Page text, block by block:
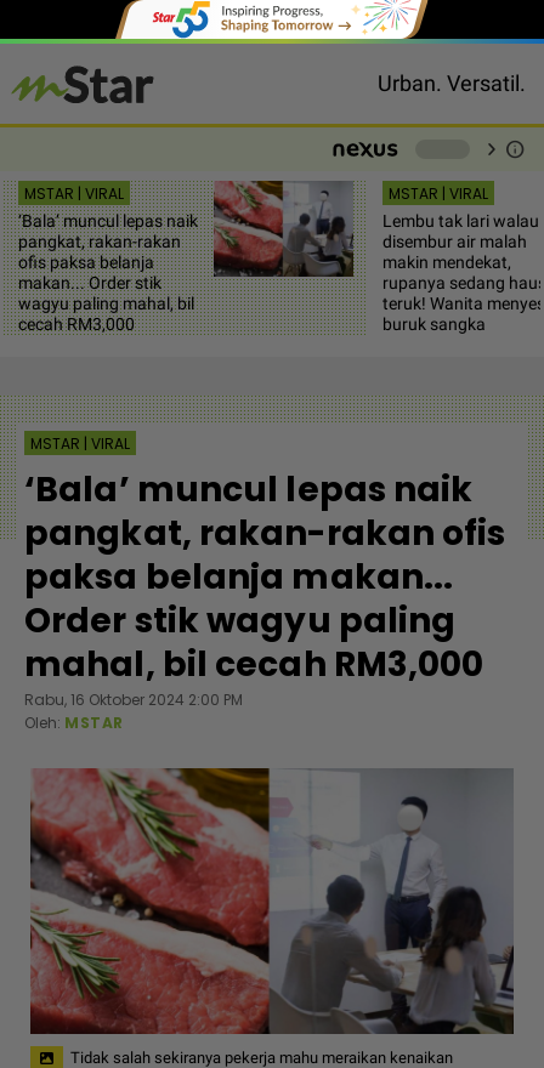
Urban. Versatil.
chevron_right info
MSTAR | VIRAL
‘Bala’ muncul lepas naik
pangkat, rakan-rakan
ofis paksa belanja
makan... Order stik
wagyu paling mahal, bil
cecah RM3,000
MSTAR | VIRAL
Lembu tak lari walau
disembur air malah
makin mendekat,
rupanya sedang
teruk! Wanita
buruk sangka
MSTAR | VIRAL
‘Bala’ muncul lepas naik
pangkat, rakan-rakan ofis
paksa belanja makan...
Order stik wagyu paling
mahal, bil cecah RM3,000
Rabu, 16 Oktober 2024 2:00 PM
Oleh: MSTAR
Tidak salah sekiranya pekerja mahu meraikan kenaikan